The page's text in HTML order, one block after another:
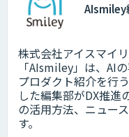
AIsmiley
株式会社アイスマイ
「AIsmiley」は、AI
プロダクト紹介を行
した編集部がDX推進
の活用方法、ニュー
す。